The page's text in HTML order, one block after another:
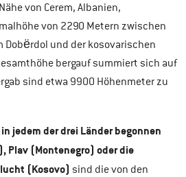
von Cerem, Albanien,
von 2290 Metern zwischen
Dobёrdol und der kosovarischen
bergauf summiert sich auf
sind etwa 9900 Höhenmeter zu
in jedem der drei Länder begonnen
Plav (Montenegro) oder die
(Kosovo) sind die von den